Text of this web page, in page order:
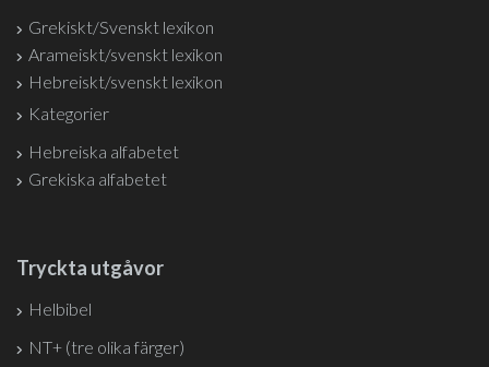
Grekiskt/Svenskt lexikon
Arameiskt/svenskt lexikon
Hebreiskt/svenskt lexikon
Kategorier
Hebreiska alfabetet
Grekiska alfabetet
Tryckta utgåvor
Helbibel
NT+ (tre olika färger)